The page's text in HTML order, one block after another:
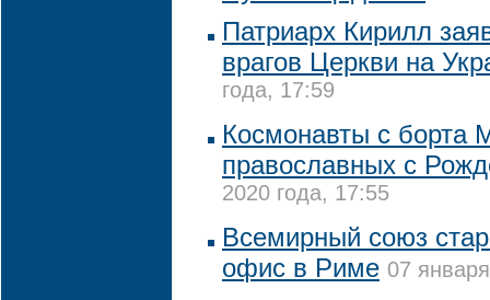
Патриарх Кирилл
врагов Церкви на
года, 17:59
Космонавты с борта
православных с
2020 года, 17:55
Всемирный союз
офис в Риме 07